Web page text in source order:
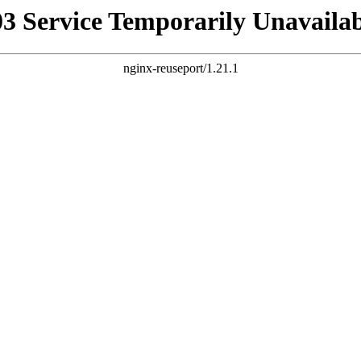
Service Temporarily
nginx-reuseport/1.21.1